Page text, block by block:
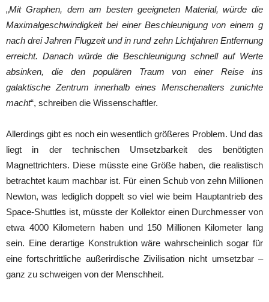
„Mit Graphen, dem am besten geeigneten Material, würde die
Maximalgeschwindigkeit bei einer Beschleunigung von einem g
nach drei Jahren Flugzeit und in rund zehn Lichtjahren Entfernung
erreicht. Danach würde die Beschleunigung schnell auf Werte
absinken, die den populären Traum von einer Reise ins
galaktische Zentrum innerhalb eines Menschenalters zunichte
macht“, schreiben die Wissenschaftler.
Allerdings gibt es noch ein wesentlich größeres Problem. Und das
liegt in der technischen Umsetzbarkeit des benötigten
Magnettrichters. Diese müsste eine Größe haben, die realistisch
betrachtet kaum machbar ist. Für einen Schub von zehn Millionen
Newton, was lediglich doppelt so viel wie beim Hauptantrieb des
Space-Shuttles ist, müsste der Kollektor einen Durchmesser von
etwa 4000 Kilometern haben und 150 Millionen Kilometer lang
sein. Eine derartige Konstruktion wäre wahrscheinlich sogar für
eine fortschrittliche außerirdische Zivilisation nicht umsetzbar –
ganz zu schweigen von der Menschheit.